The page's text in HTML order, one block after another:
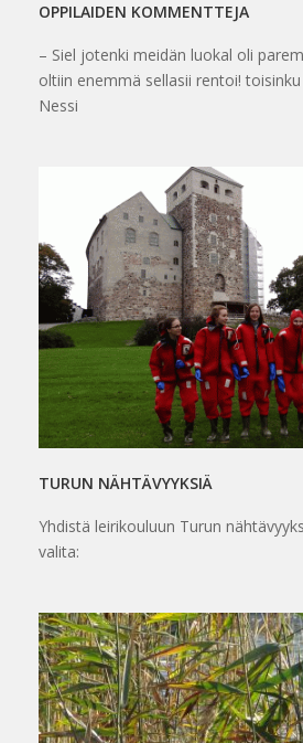
OPPILAIDEN KOMMENTTEJA
– Siel jotenki meidän luokal oli
oltiin enemmä sellasii rentoi!
Nessi
TURUN NÄHTÄVYYKSIÄ
Yhdistä leirikouluun Turun
valita: